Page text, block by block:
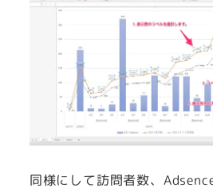
同様にして訪問者数、